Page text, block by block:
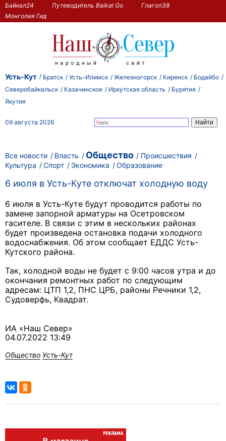
Байкал24 Путеводитель Baikal Go
Глагол38
Монголия Гид
Усть-Кут Братск Усть-Илимск Железногорск Киренск
Бодайбо
Северобайкальск
Казачинское Иркутская область
Бурятия
Якутия
09 августа 2026
Все новости Власть Общество
Происшествия
Культура
Спорт Экономика Образование
6 июля в Усть-Куте отключат холодную воду
6 июля в Усть-Куте будут проводится работы по
замене запорной арматуры на Осетровском
гасителе. В связи с этим в нескольких районах
будет произведена остановка подачи холодного
водоснабжения. Об этом сообщает ЕДДС Усть-
Кутского района.
Так, холодной воды не будет с 9:00 часов утра и до
окончания ремонтных работ по следующим
адресам: ЦТП 1,2, ПНС ЦРБ, районы Речники 1,2,
Судоверфь, Квадрат.
ИА «Наш Север»
04.07.2022 13:49
Общество Усть-Кут